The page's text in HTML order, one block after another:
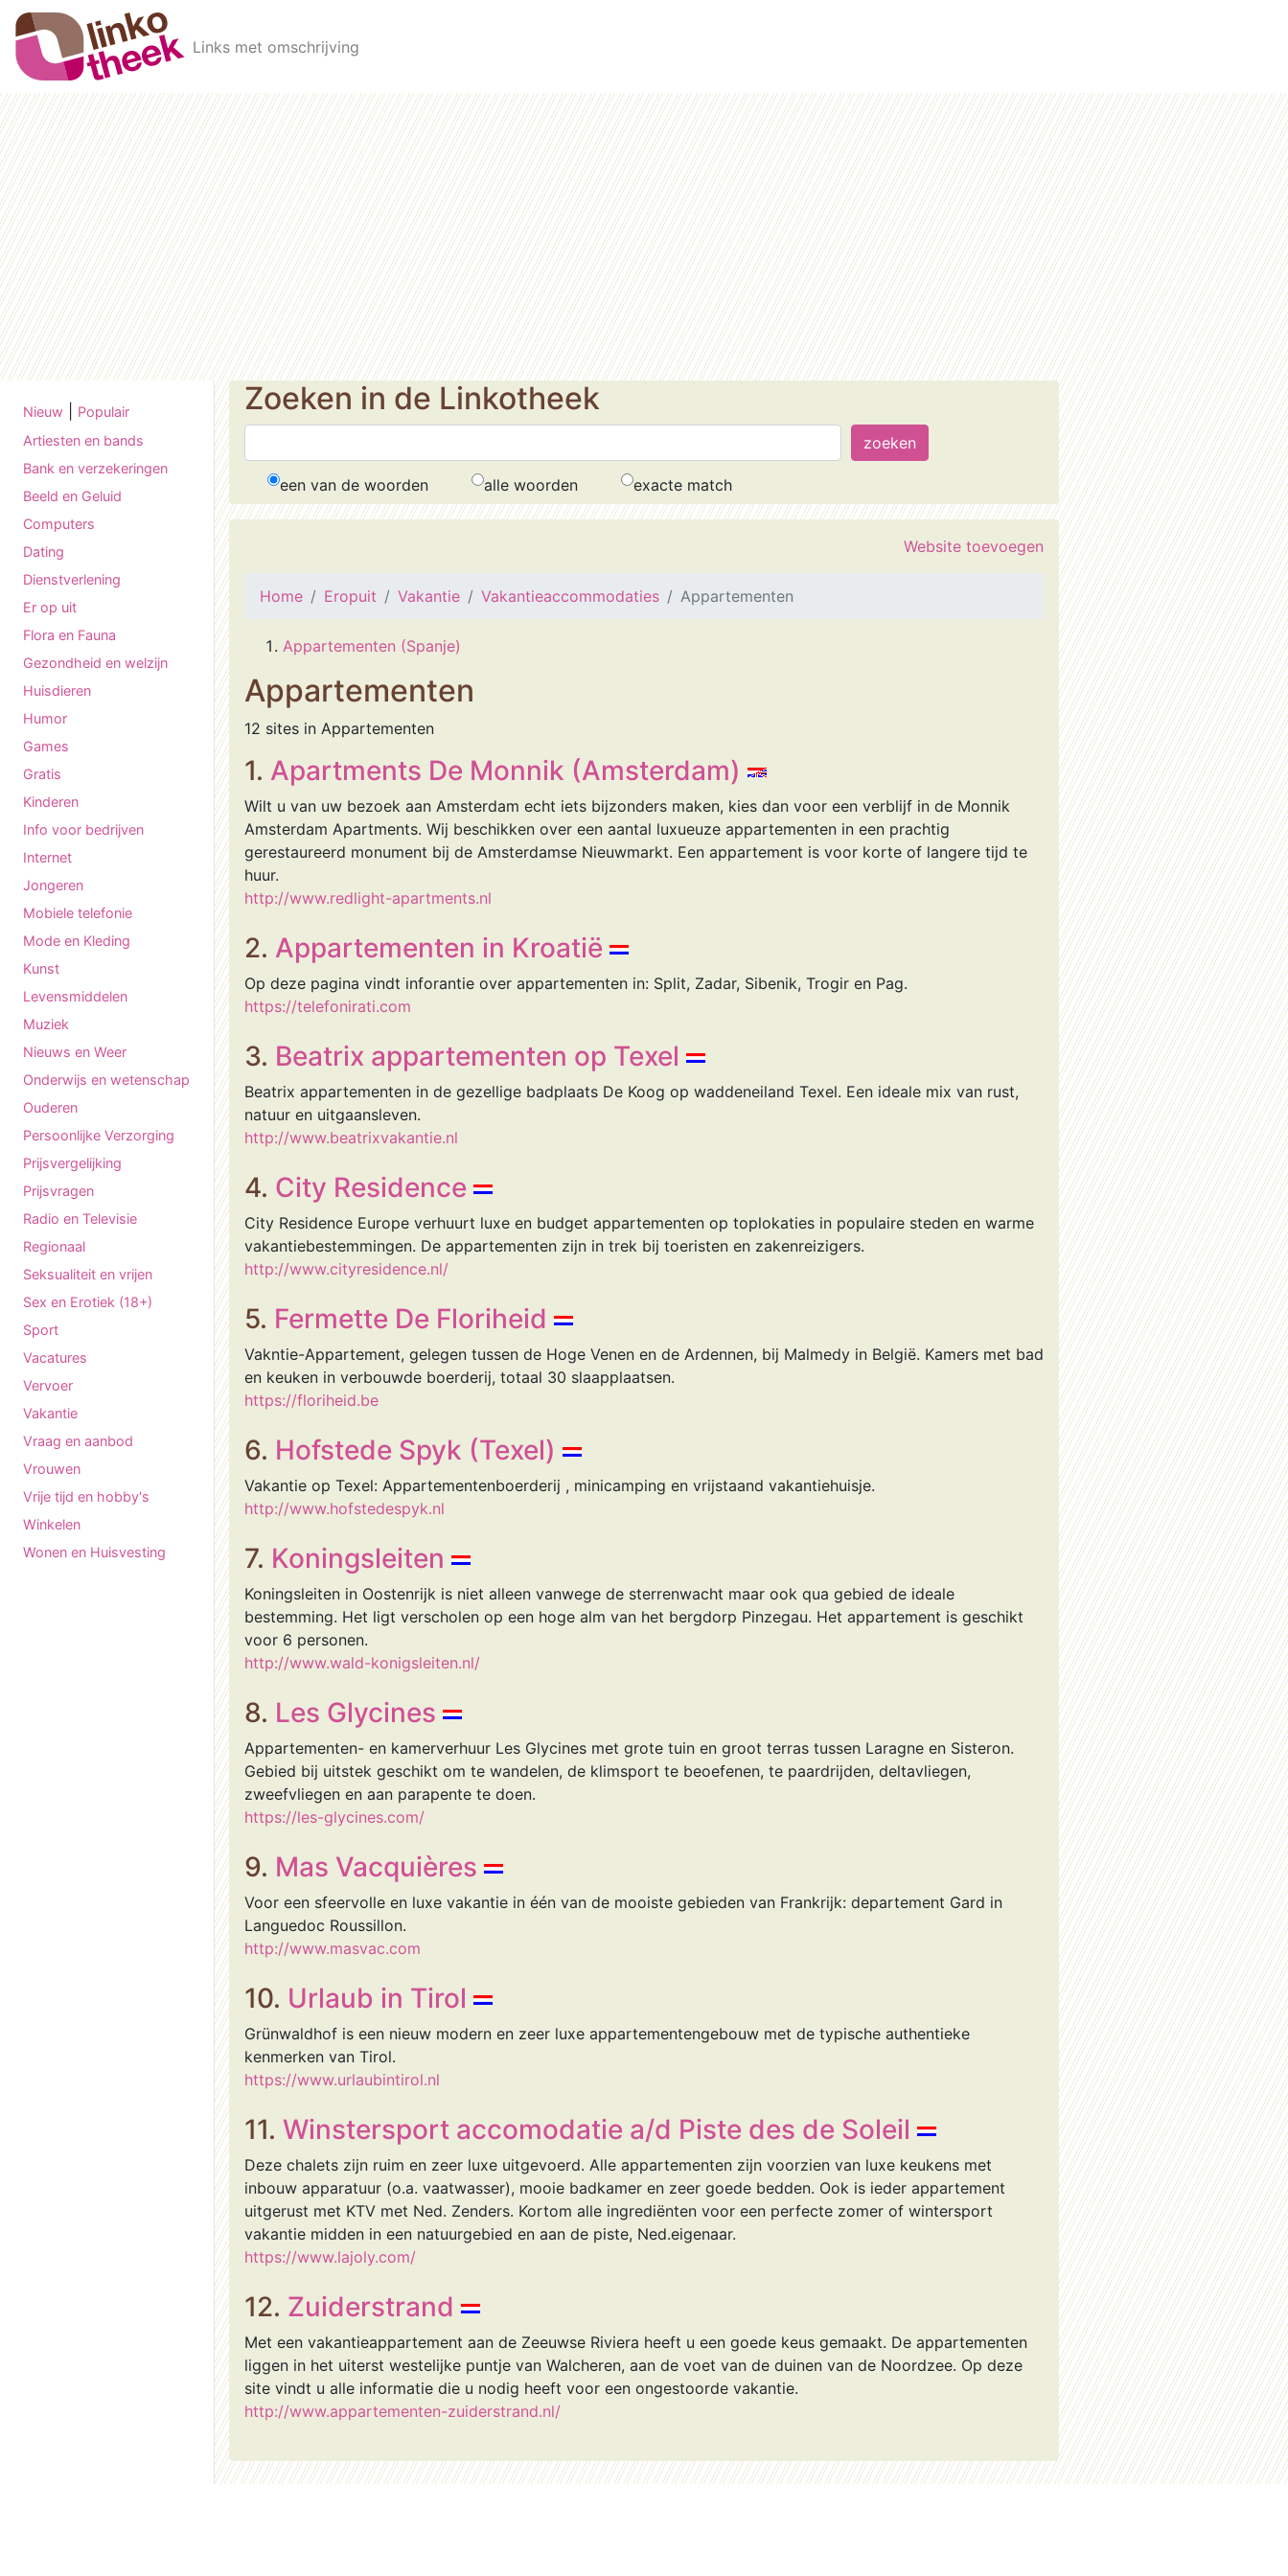
Skip to main content
Links met omschrijving
Nieuw
Populair
Artiesten en bands
Bank en verzekeringen
Beeld en Geluid
Computers
Dating
Dienstverlening
Er op uit
Flora en Fauna
Gezondheid en welzijn
Huisdieren
Humor
Games
Gratis
Kinderen
Info voor bedrijven
Internet
Jongeren
Mobiele telefonie
Mode en Kleding
Kunst
Levensmiddelen
Muziek
Nieuws en Weer
Onderwijs en wetenschap
Ouderen
Persoonlijke Verzorging
Prijsvergelijking
Prijsvragen
Radio en Televisie
Regionaal
Seksualiteit en vrijen
Sex en Erotiek (18+)
Sport
Vacatures
Vervoer
Vakantie
Vraag en aanbod
Vrouwen
Vrije tijd en hobby's
Winkelen
Wonen en Huisvesting
Zoeken in de Linkotheek
een van de woorden alle woorden exacte match
Website toevoegen
Home Eropuit Vakantie Vakantieaccommodaties Appartementen
Appartementen (Spanje)
Appartementen
12 sites in Appartementen
1. Apartments De Monnik (Amsterdam)
Wilt u van uw bezoek aan Amsterdam echt iets bijzonders maken, kies dan voor een verblijf in de Monnik
Amsterdam Apartments. Wij beschikken over een aantal luxueuze appartementen in een prachtig
gerestaureerd monument bij de Amsterdamse Nieuwmarkt. Een appartement is voor korte of langere tijd te
huur.
http://www.redlight-apartments.nl
2. Appartementen in Kroatië
Op deze pagina vindt inforantie over appartementen in: Split, Zadar, Sibenik, Trogir en Pag.
https://telefonirati.com
3. Beatrix appartementen op Texel
Beatrix appartementen in de gezellige badplaats De Koog op waddeneiland Texel. Een ideale mix van rust,
natuur en uitgaansleven.
http://www.beatrixvakantie.nl
4. City Residence
City Residence Europe verhuurt luxe en budget appartementen op toplokaties in populaire steden en warme
vakantiebestemmingen. De appartementen zijn in trek bij toeristen en zakenreizigers.
http://www.cityresidence.nl/
5. Fermette De Floriheid
Vakntie-Appartement, gelegen tussen de Hoge Venen en de Ardennen, bij Malmedy in België. Kamers met bad
en keuken in verbouwde boerderij, totaal 30 slaapplaatsen.
https://floriheid.be
6. Hofstede Spyk (Texel)
Vakantie op Texel: Appartementenboerderij , minicamping en vrijstaand vakantiehuisje.
http://www.hofstedespyk.nl
7. Koningsleiten
Koningsleiten in Oostenrijk is niet alleen vanwege de sterrenwacht maar ook qua gebied de ideale
bestemming. Het ligt verscholen op een hoge alm van het bergdorp Pinzegau. Het appartement is geschikt
voor 6 personen.
http://www.wald-konigsleiten.nl/
8. Les Glycines
Appartementen- en kamerverhuur Les Glycines met grote tuin en groot terras tussen Laragne en Sisteron.
Gebied bij uitstek geschikt om te wandelen, de klimsport te beoefenen, te paardrijden, deltavliegen,
zweefvliegen en aan parapente te doen.
https://les-glycines.com/
9. Mas Vacquières
Voor een sfeervolle en luxe vakantie in één van de mooiste gebieden van Frankrijk: departement Gard in
Languedoc Roussillon.
http://www.masvac.com
10. Urlaub in Tirol
Grünwaldhof is een nieuw modern en zeer luxe appartementengebouw met de typische authentieke
kenmerken van Tirol.
https://www.urlaubintirol.nl
11. Winstersport accomodatie a/d Piste des de Soleil
Deze chalets zijn ruim en zeer luxe uitgevoerd. Alle appartementen zijn voorzien van luxe keukens met
inbouw apparatuur (o.a. vaatwasser), mooie badkamer en zeer goede bedden. Ook is ieder appartement
uitgerust met KTV met Ned. Zenders. Kortom alle ingrediënten voor een perfecte zomer of wintersport
vakantie midden in een natuurgebied en aan de piste, Ned.eigenaar.
https://www.lajoly.com/
12. Zuiderstrand
Met een vakantieappartement aan de Zeeuwse Riviera heeft u een goede keus gemaakt. De appartementen
liggen in het uiterst westelijke puntje van Walcheren, aan de voet van de duinen van de Noordzee. Op deze
site vindt u alle informatie die u nodig heeft voor een ongestoorde vakantie.
http://www.appartementen-zuiderstrand.nl/